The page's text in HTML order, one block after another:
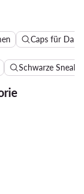
Caps für
Schwarze